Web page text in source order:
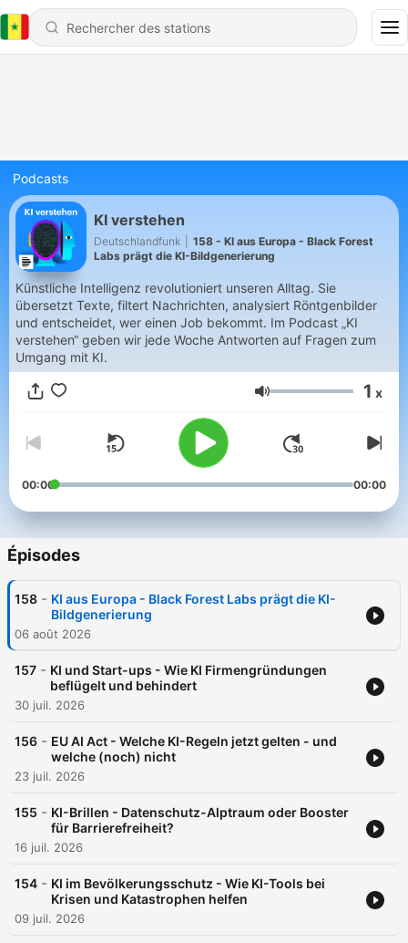
Podcasts
KI verstehen
Deutschlandfunk
158 - KI aus Europa - Black Forest
Labs prägt die KI-Bildgenerierung
Künstliche Intelligenz revolutioniert unseren Alltag. Sie
übersetzt Texte, filtert Nachrichten, analysiert Röntgenbilder
und entscheidet, wer einen Job bekommt. Im Podcast „KI
verstehen“ geben wir jede Woche Antworten auf Fragen zum
Umgang mit KI.
Volume 1 x
00:00 00:00
Épisodes
158 - KI aus Europa - Black Forest Labs prägt die KI-
Bildgenerierung
06 août 2026
157 - KI und Start-ups - Wie KI Firmengründungen
beflügelt und behindert
30 juil. 2026
156 - EU AI Act - Welche KI-Regeln jetzt gelten - und
welche (noch) nicht
23 juil. 2026
155 - KI-Brillen - Datenschutz-Alptraum oder Booster
für Barrierefreiheit?
16 juil. 2026
154 - KI im Bevölkerungsschutz - Wie KI-Tools bei
Krisen und Katastrophen helfen
09 juil. 2026